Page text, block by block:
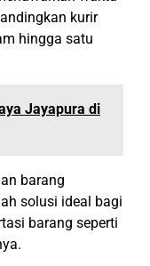
kurir
hingga satu
Jayapura di
barang
solusi ideal bagi
barang seperti